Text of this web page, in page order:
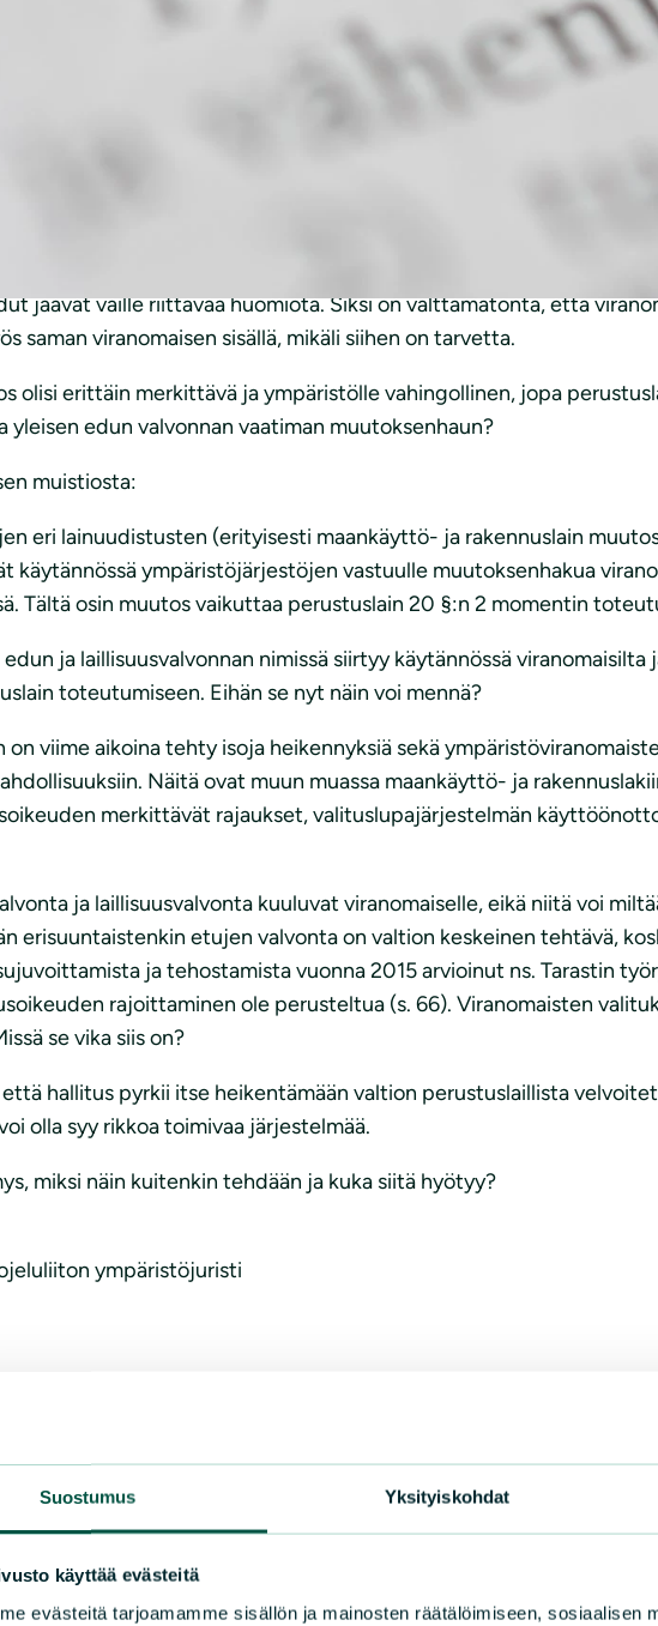
Suostumus Yksityiskohdat
käyttää evästeitä
evästeitä tarjoamamme sisällön ja mainosten räätälöimiseen, sosiaalisen
nyt paljon. ELY-keskukset ja aluehallintovirastot aiotaan
virastossa on paljon hyvää, sillä lupa- ja valvonta-asioiden
valvonta. Vielä keväällä 2017 lausunnolla ollut lakipaketti
poistuisi kokonaan myös muutoksenhakuoikeus viraston
jäävät vaille riittävää huomiota. Siksi on välttämätöntä, että
saman viranomaisen sisällä, mikäli siihen on tarvetta.
olisi erittäin merkittävä ja ympäristölle vahingollinen, jopa
yleisen edun valvonnan vaatiman muutoksenhaun?
muistiosta:
eri lainuudistusten (erityisesti maankäyttö- ja rakennuslain
käytännössä ympäristöjärjestöjen vastuulle muutoksenhakua
Tältä osin muutos vaikuttaa perustuslain 20 §:n 2 momentin
ja laillisuusvalvonnan nimissä siirtyy käytännössä
toteutumiseen. Eihän se nyt näin voi mennä?
on viime aikoina tehty isoja heikennyksiä sekä
Näitä ovat muun muassa maankäyttö- ja
merkittävät rajaukset, valituslupajärjestelmän
ja laillisuusvalvonta kuuluvat viranomaiselle, eikä niitä voi
erisuuntaistenkin etujen valvonta on valtion keskeinen tehtävä,
ja tehostamista vuonna 2015 arvioinut ns. Tarastin
rajoittaminen ole perusteltua (s. 66). Viranomaisten
se vika siis on?
hallitus pyrkii itse heikentämään valtion perustuslaillista
olla syy rikkoa toimivaa järjestelmää.
miksi näin kuitenkin tehdään ja kuka siitä hyötyy?
ympäristöjuristi